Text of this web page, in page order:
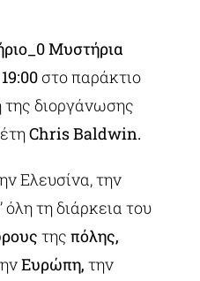
Μυστήρια
19:00στο παράκτιο
της διοργάνωσης
Chris Baldwin.
Ελευσίνα, την
τη διάρκεια του
της πόλης,
Ευρώπη, την